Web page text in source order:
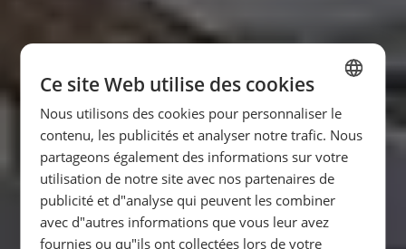
SPANISH
FRENCH
GERMAN
Ce site Web utilise des cookies
Nous utilisons des cookies pour personnaliser le
contenu, les publicités et analyser notre trafic. Nous
partageons également des informations sur votre
utilisation de notre site avec nos partenaires de
publicité et d"analyse qui peuvent les combiner
avec d"autres informations que vous leur avez
fournies ou qu"ils ont collectées lors de votre